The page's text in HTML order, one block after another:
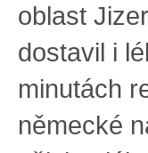
oblast
dostavil i
minutách
německé